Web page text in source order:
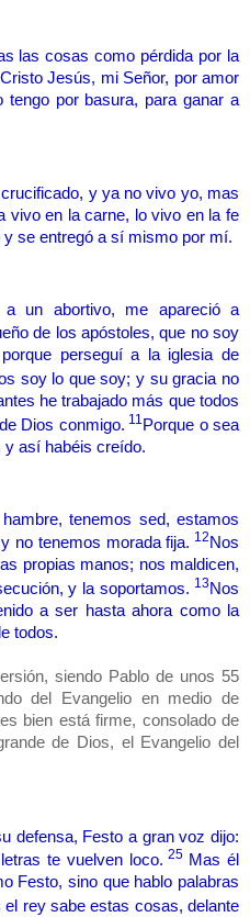
las cosas como pérdida por la
Jesús, mi Señor, por amor
por basura, para ganar a
y ya no vivo yo, mas
vivo en la carne, lo vivo en la fe
se entregó a sí mismo por mí.
un abortivo, me apareció a
de los apóstoles, que no soy
perseguí a la iglesia de
soy lo que soy; y su gracia no
he trabajado más que todos
Dios conmigo. 11 Porque o sea
así habéis creído.
tenemos sed, estamos
no tenemos morada fija. 12 Nos
propias manos; nos maldicen,
y la soportamos. 13Nos
a ser hasta ahora como la
todos.
siendo Pablo de unos 55
del Evangelio en medio de
bien está firme, consolado de
de Dios, el Evangelio del
defensa, Festo a gran voz dijo:
te vuelven loco. 25 Mas él
Festo, sino que hablo palabras
el rey sabe estas cosas, delante